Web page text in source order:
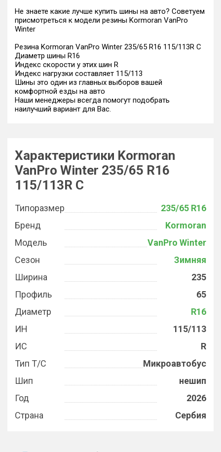
Не знаете какие лучше купить шины на авто? Советуем
присмотреться к модели резины Kormoran VanPro
Winter
Резина Kormoran VanPro Winter 235/65 R16 115/113R C
Диаметр шины R16
Индекс скорости у этих шин R
Индекс нагрузки составляет 115/113
Шины это один из главных выборов вашей
комфортной езды на авто
Наши менеджеры всегда помогут подобрать
наилучший вариант для Вас.
Характеристики Kormoran
VanPro Winter 235/65 R16
115/113R C
Типоразмер
235/65 R16
Бренд
Kormoran
Модель
VanPro Winter
Сезон
Зимняя
Ширина
235
Профиль
65
Диаметр
R16
ИН
115/113
ИС
R
Тип Т/С
Микроавтобус
Шип
нешип
Год
2026
Страна
Сербия